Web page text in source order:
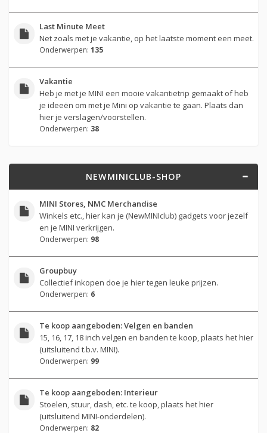
Last Minute Meet
Net zoals met je vakantie, op het laatste moment een meet.
Onderwerpen: 135
Vakantie
Heb je met je MINI een mooie vakantietrip gemaakt of heb
je ideeën om met je Mini op vakantie te gaan. Plaats dan
hier je verslagen/voorstellen.
Onderwerpen: 38
NEWMINICLUB-SHOP
MINI Stores, NMC Merchandise
Winkels etc., hier kan je (NewMINIclub) gadgets voor jezelf
en je MINI verkrijgen.
Onderwerpen: 98
Groupbuy
Collectief inkopen doe je hier tegen leuke prijzen.
Onderwerpen: 6
Te koop aangeboden: Velgen en banden
15, 16, 17, 18 inch velgen en banden te koop, plaats het hier
(uitsluitend t.b.v. MINI).
Onderwerpen: 99
Te koop aangeboden: Interieur
Stoelen, stuur, dash, etc. te koop, plaats het hier
(uitsluitend MINI-onderdelen).
Onderwerpen: 82